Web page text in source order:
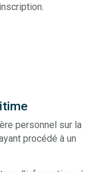
personnel sur la
procédé à un